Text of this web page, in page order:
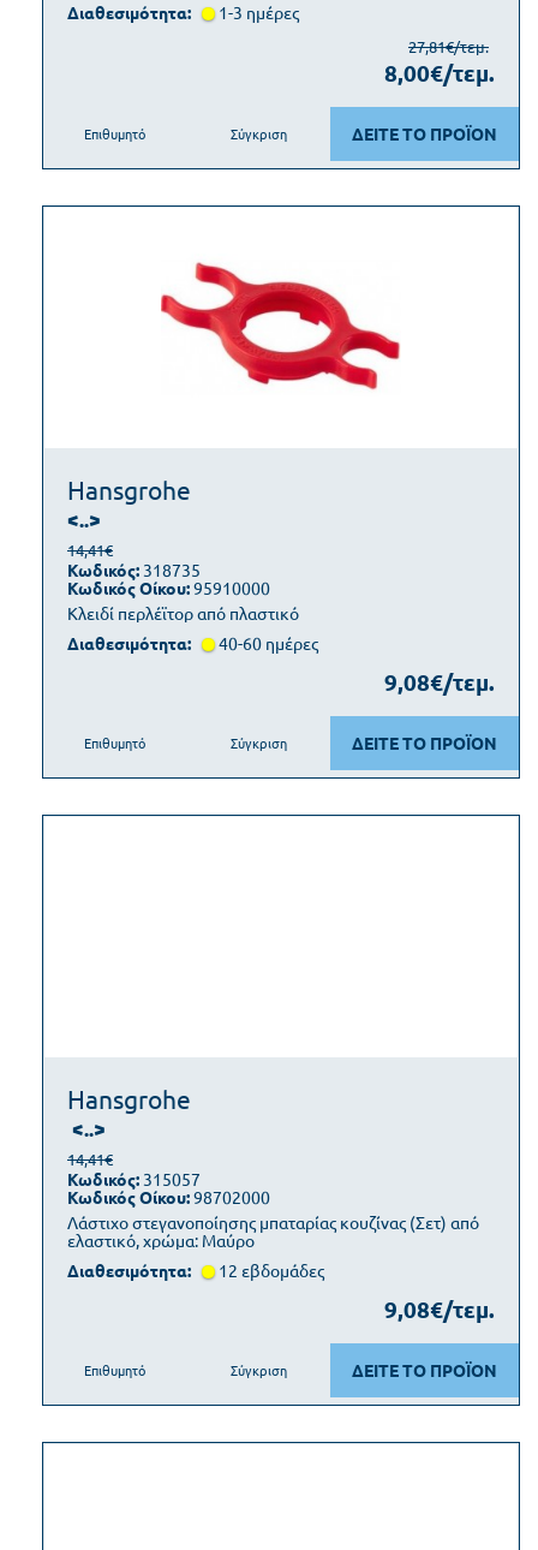
Διαθεσιμότητα: 1-3 ημέρες
27,81€/τεμ.
8,00€/τεμ.
ΔΕΙΤΕ ΤΟ ΠΡΟΪΟΝ
Επιθυμητό Σύγκριση
Hansgrohe
<..>
Κλειδί περλέϊτορ από πλαστικό
14,41€
Κωδικός: 318735
Κωδικός Οίκου:95910000
Διαθεσιμότητα: 40-60 ημέρες
9,08€/τεμ.
ΔΕΙΤΕ ΤΟ ΠΡΟΪΟΝ
Επιθυμητό Σύγκριση
Hansgrohe
<..>
Λάστιχο στεγανοποίησης μπαταρίας κουζίνας (Σετ) από
ελαστικό, χρώμα: Μαύρο
14,41€
Κωδικός: 315057
Κωδικός Οίκου:98702000
Διαθεσιμότητα: 12 εβδοµάδες
9,08€/τεμ.
ΔΕΙΤΕ ΤΟ ΠΡΟΪΟΝ
Επιθυμητό Σύγκριση